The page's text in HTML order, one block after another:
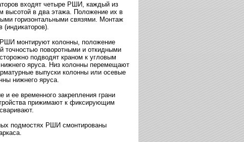
входят четыре РШИ, каждый из
высотой в два этажа. Положение их в
горизонтальными связями. Монтаж
(индикаторов).
РШИ монтируют колонны, положение
точностью поворотными и откидными
подводят краном к угловым
яруса. Низ колонны перемещают
выпуски колонны или осевые
нижнего яруса.
ее временного закрепления грани
прижимают к фиксирующим
подмостях РШИ смонтированы